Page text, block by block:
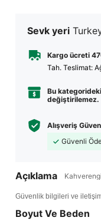
Sevk yeri
Kargo ücreti
Tah. Teslimat:
Bu
değiştirilemez.
Alışveriş
Güvenli
Açıklama
Güvenlik bilgileri ve
Boyut Ve Beden
4,91